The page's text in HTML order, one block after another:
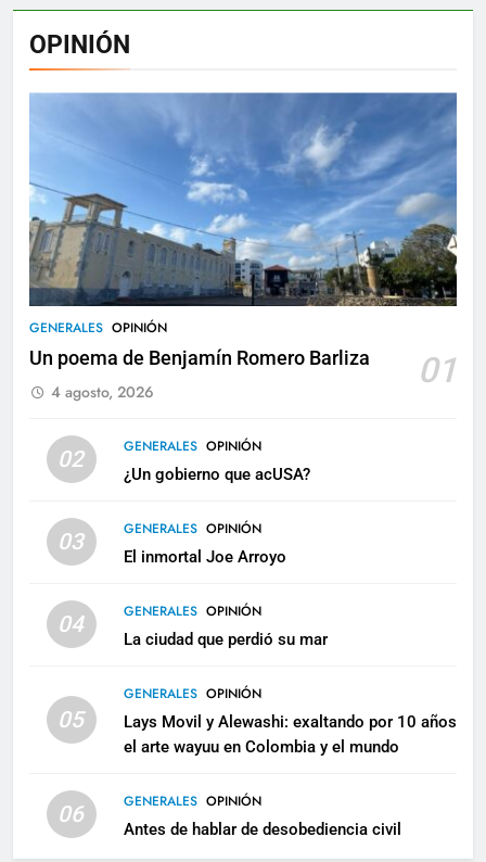
OPINIÓN
GENERALES OPINIÓN
Un poema de Benjamín Romero Barliza 01
4 agosto, 2026
02 GENERALES OPINIÓN
¿Un gobierno que acUSA?
03 GENERALES OPINIÓN
El inmortal Joe Arroyo
04 GENERALES OPINIÓN
La ciudad que perdió su mar
05
GENERALES OPINIÓN
Lays Movil y Alewashi: exaltando por 10 años
el arte wayuu en Colombia y el mundo
06 GENERALES OPINIÓN
Antes de hablar de desobediencia civil